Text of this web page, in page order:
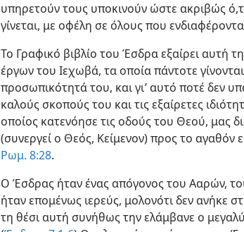
υπηρετούν τους υποκινούν ώστε ακριβώς
γίνεται, με οφέλη σε όλους που
Το Γραφικό βιβλίο του Έσδρα εξαίρει αυτή
έργων του Ιεχωβά, τα οποία πάντοτε
προσωπικότητά του, και γι’ αυτό ποτέ δεν
καλούς σκοπούς του και τις εξαίρετες
οποίος κατενόησε τις οδούς του Θεού, μας
(συνεργεί ο Θεός, Κείμενον) προς το
Ρωμ. 8:28.
Ο Έσδρας ήταν ένας απόγονος του Ααρών,
ήταν επομένως ιερεύς, μολονότι δεν ανήκε
τη θέσι αυτή συνήθως την ελάμβανε ο